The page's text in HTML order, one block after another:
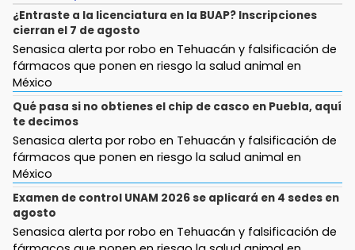
¿Entraste a la licenciatura en la BUAP? Inscripciones
cierran el 7 de agosto
Senasica alerta por robo en Tehuacán y falsificación de
fármacos que ponen en riesgo la salud animal en
México
Qué pasa si no obtienes el chip de casco en Puebla, aquí
te decimos
Senasica alerta por robo en Tehuacán y falsificación de
fármacos que ponen en riesgo la salud animal en
México
Examen de control UNAM 2026 se aplicará en 4 sedes en
agosto
Senasica alerta por robo en Tehuacán y falsificación de